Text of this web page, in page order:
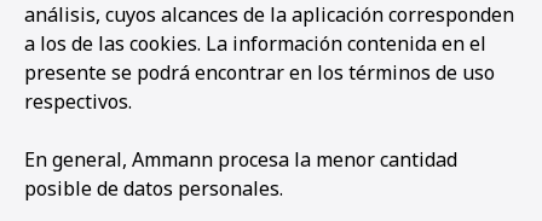
análisis, cuyos alcances de la aplicación corresponden
a los de las cookies. La información contenida en el
presente se podrá encontrar en los términos de uso
respectivos.
En general, Ammann procesa la menor cantidad
posible de datos personales.